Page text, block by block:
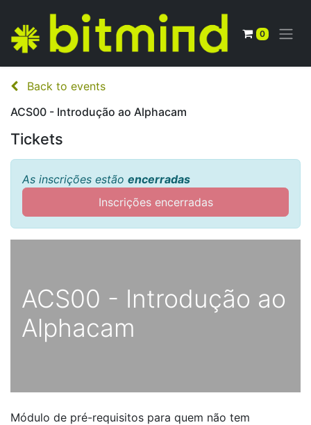
0
Back to events
ACS00 - Introdução ao Alphacam
Tickets
As inscrições estão encerradas
Inscrições encerradas
ACS00 - Introdução ao
Alphacam
Módulo de pré-requisitos para quem não tem